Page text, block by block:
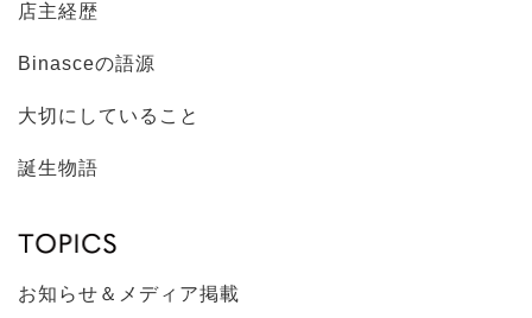
店主経歴
Binasceの語源
大切にしていること
誕生物語
お知らせ＆メディア掲載